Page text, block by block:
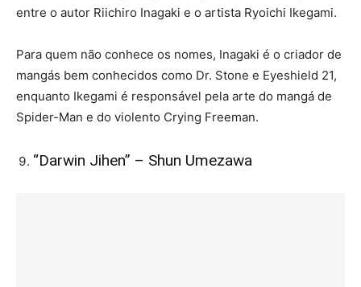
entre o autor Riichiro Inagaki e o artista Ryoichi Ikegami.
Para quem não conhece os nomes, Inagaki é o criador de
mangás bem conhecidos como Dr. Stone e Eyeshield 21,
enquanto Ikegami é responsável pela arte do mangá de
Spider-Man e do violento Crying Freeman.
“Darwin Jihen” – Shun Umezawa